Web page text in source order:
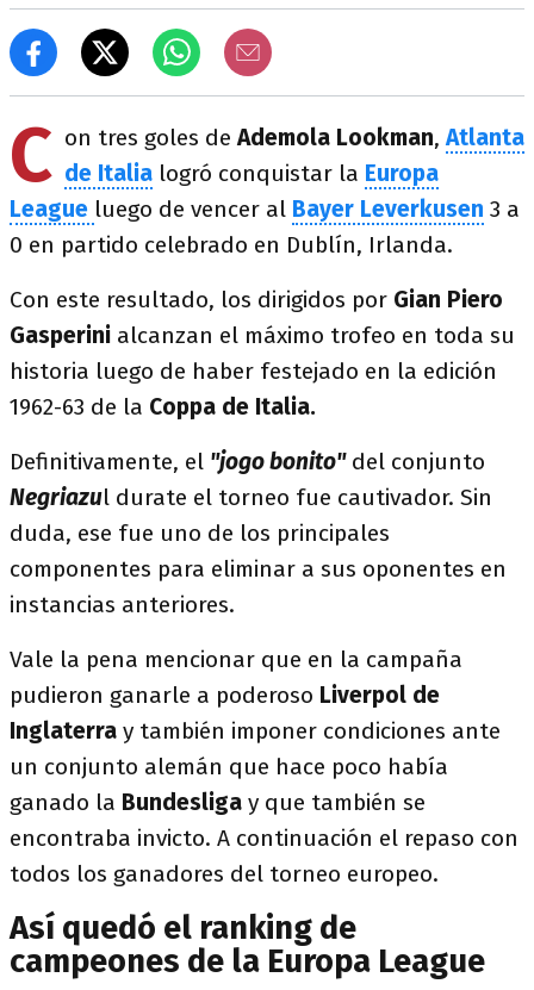
C on tres goles de Ademola Lookman,Atlanta
de Italia logró conquistar la Europa
League luego de vencer al Bayer Leverkusen 3 a
0 en partido celebrado en Dublín, Irlanda.
Con este resultado, los dirigidos por Gian Piero
Gasperini alcanzan el máximo trofeo en toda su
historia luego de haber festejado en la edición
1962-63 de la Coppa de Italia.
Definitivamente, el "jogo bonito"del conjunto
Negriazul durate el torneo fue cautivador. Sin
duda, ese fue uno de los principales
componentes para eliminar a sus oponentes en
instancias anteriores.
Vale la pena mencionar que en la campaña
pudieron ganarle a poderoso Liverpol de
Inglaterra y también imponer condiciones ante
un conjunto alemán que hace poco había
ganado la Bundesliga y que también se
encontraba invicto. A continuación el repaso con
todos los ganadores del torneo europeo.
Así quedó el ranking de
campeones de la Europa League